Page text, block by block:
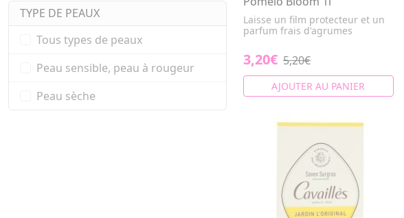
Laisse un film protecteur et un
parfum frais d'agrumes
3,20€ 5,20€
AJOUTER AU PANIER
TYPE DE PEAUX
Tous types de peaux
Peau sensible, peau à rougeur
Peau sèche